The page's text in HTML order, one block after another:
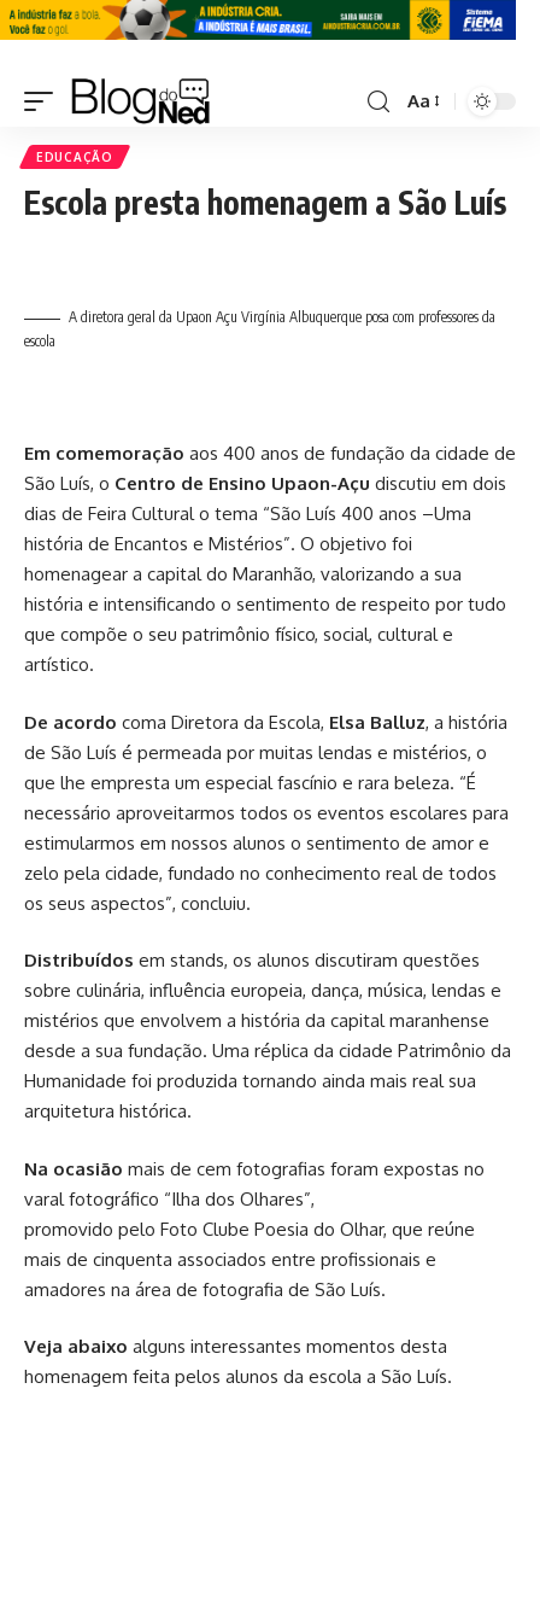
Aa
EDUCAÇÃO
Escola presta homenagem a São Luís
A diretora geral da Upaon Açu Virgínia Albuquerque posa com professores da
escola
Em comemoração aos 400 anos de fundação da cidade de
São Luís, o Centro de Ensino Upaon-Açu discutiu em dois
dias de Feira Cultural o tema “São Luís 400 anos –Uma
história de Encantos e Mistérios”. O objetivo foi
homenagear a capital do Maranhão, valorizando a sua
história e intensificando o sentimento de respeito por tudo
que compõe o seu patrimônio físico, social, cultural e
artístico.
De acordo coma Diretora da Escola, Elsa Balluz, a história
de São Luís é permeada por muitas lendas e mistérios, o
que lhe empresta um especial fascínio e rara beleza. “É
necessário aproveitarmos todos os eventos escolares para
estimularmos em nossos alunos o sentimento de amor e
zelo pela cidade, fundado no conhecimento real de todos
os seus aspectos”, concluiu.
Distribuídos em stands, os alunos discutiram questões
sobre culinária, influência europeia, dança, música, lendas e
mistérios que envolvem a história da capital maranhense
desde a sua fundação. Uma réplica da cidade Patrimônio da
Humanidade foi produzida tornando ainda mais real sua
arquitetura histórica.
Na ocasião mais de cem fotografias foram expostas no
varal fotográfico “Ilha dos Olhares”,
promovido pelo Foto Clube Poesia do Olhar, que reúne
mais de cinquenta associados entre profissionais e
amadores na área de fotografia de São Luís.
Veja abaixo alguns interessantes momentos desta
homenagem feita pelos alunos da escola a São Luís.